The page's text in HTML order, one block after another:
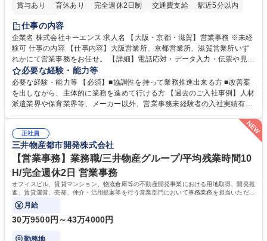
賞与あり 育休あり 完全週休2日制 交通費支給
駅近5分以内
土日祝休み
仕事の内容
企業名 株式会社キーエンス 求人名 【大阪・京都・滋賀】営業事務 ※未経
験可 仕事の内容 【仕事内容】大阪営業所、京都営業所、滋賀営業所いず
れかにて営業事務をお任せ。 【詳細】電話応対・データ入力・伝票や見積
の作成・カタログ送付・来客対応・営業所内で発生する事務業務や業務改
善をお任せ。 【教育制度】ご入社後、育成担当とペアになりながらOJTに
て業務を覚えていただくことが可能です。業務システムがきちんと構築さ
れているため、スムーズに仕事に慣れることができる環境です。また、
常に改善を目指す風土のため、安心して業務に取り組んでいただけます。
募集職種 【大阪・京都・滋賀】営業事務 ※未経験可
必要な経験・能力等
必要な経験・能力等 【必須】■協調性を持って業務推進出来る方 ■改善案
を出しながら、主体的に業務を進めて行ける方 【過去のご入社事例】人材
派遣業界や保育業界等、メーカー以外、営業事務未経験者の入社実績有
により、キーエンスの付加価値向上に貢献します。ベースの定型業務に加
えて、お客様や社員の状況に合わせ、能動的なサポート、改善の動きも期
待され。組織を支えるスペシャリストとして、チームに貢献し、結果的に
社員から頼られる存在になることができます。平均19:30の退勤以降の業
務の持ち帰りも禁止されており、メリハリのある働き方となります。 学
歴・資格 学歴：大学院 大学 高専 短大 語学力： 資格：
正社員
三井物産都市開発株式会社
【営業事務】業務職/三井物産グループ/平均残業時間10
H/完全週休2日 営業事務
オフィスビル、賃貸マンション、物流倉庫等の不動産開発事業における用地取得、開発推
進、賃貸運営、売却、仲介・活用提案等を行う営業部門において事務業務を担当いただき
ます。
月給
30万9500円～43万4000円
勤務地